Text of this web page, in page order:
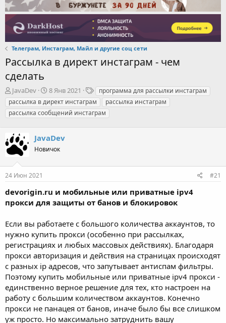
Телеграм, Инстаграм, Майл и другие соц сети
Рассылка в директ инстаграм - чем
сделать
А
в
т
о
т
е
м
JavaDev
Д
а
т
а
а
а
8 Янв 2021
Т
е
г
и
программа для рассылки инстаграм
рассылка в директ инстаграм
рассылка инстаграм
рассылка сообщений инстаграм
JavaDev
Новичок
24 Июн 2021 #21
devorigin.ru и мобильные или приватные ipv4
прокси для защиты от банов и блокировок
Если вы работаете с большого количества аккаунтов, то
нужно купить прокси (особенно при рассылках,
регистрациях и любых массовых действиях). Благодаря
прокси авторизация и действия на страницах происходят
с разных ip адресов, что запутывает антиспам фильтры.
Поэтому купить мобильные или приватные ipv4 прокси -
единственно верное решение для тех, кто настроен на
работу с большим количеством аккаунтов. Конечно
прокси не панацея от банов, иначе было бы все слишком
уж просто. Но максимально затруднить вашу